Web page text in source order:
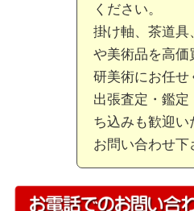
ください。
掛け軸、茶道具
や美術品を高価
研美術にお任せ
出張査定・鑑
ち込みも歓迎い
お問い合わせ下